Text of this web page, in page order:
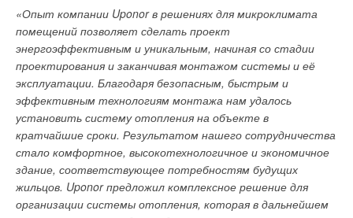
«Опыт компании Uponorв решениях для микроклимата
помещений позволяет сделать проект
энергоэффективным и уникальным, начиная со стадии
проектирования и заканчивая монтажом системы и её
эксплуатации. Благодаря безопасным, быстрым и
эффективным технологиям монтажа нам удалось
установить систему отопления на объекте в
кратчайшие сроки. Результатом нашего сотрудничества
стало комфортное, высокотехнологичное и экономичное
здание, соответствующее потребностям будущих
жильцов. Uponorпредложил комплексное решение для
организации системы отопления, которая в дальнейшем
отопления
→
Viessmann представил в России систему ViCare Smart
Climate
Комментарии
на полы дополнительно уложено износоустойчивое
полимерное покрытие.
Преимущества промышленного панельного
отопления
1. Равномерный температурный профиль и
микроклимат в помещении.
2. Энергоэффективность.